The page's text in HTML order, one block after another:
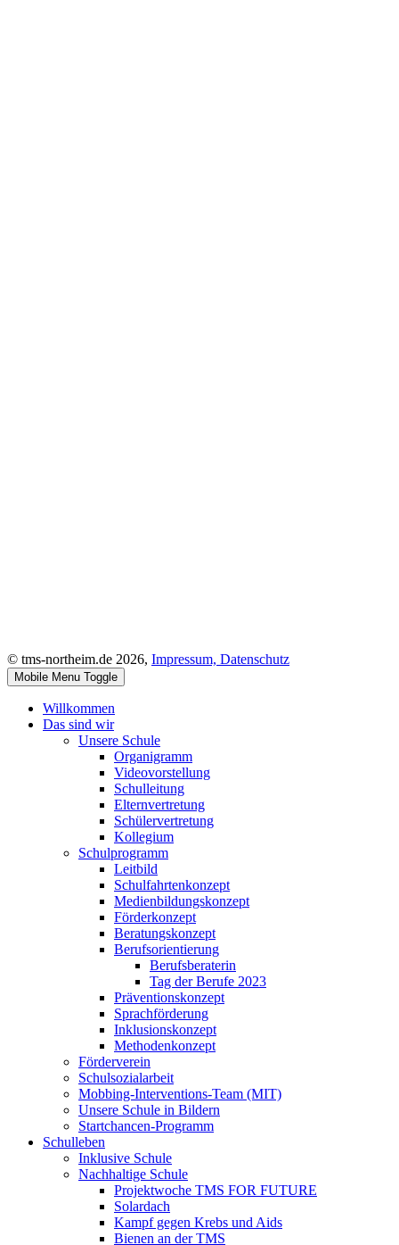
© tms-northeim.de 2026, Impressum, Datenschutz
Mobile Menu Toggle
Willkommen
Das sind wir
Unsere Schule
Organigramm
Videovorstellung
Schulleitung
Elternvertretung
Schülervertretung
Kollegium
Schulprogramm
Leitbild
Schulfahrtenkonzept
Medienbildungskonzept
Förderkonzept
Beratungskonzept
Berufsorientierung
Berufsberaterin
Tag der Berufe 2023
Präventionskonzept
Sprachförderung
Inklusionskonzept
Methodenkonzept
Förderverein
Schulsozialarbeit
Mobbing-Interventions-Team (MIT)
Unsere Schule in Bildern
Startchancen-Programm
Schulleben
Inklusive Schule
Nachhaltige Schule
Projektwoche TMS FOR FUTURE
Solardach
Kampf gegen Krebs und Aids
Bienen an der TMS